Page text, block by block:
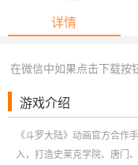
详情
在微信中如果点击下载按
游戏介绍
《斗罗大陆》动画官方合作
入，打造史莱克学院、唐门